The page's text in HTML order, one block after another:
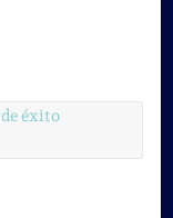
éxito